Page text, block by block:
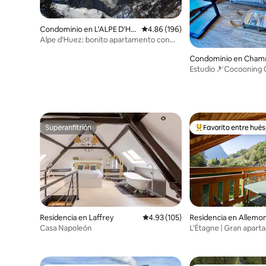
Condominio en L'ALPE D'HU
EZ
Calificación promedio: 4.86 de 5;
4.86 (196)
Alpe d'Huez: bonito apartamento con
Condominio en
e
Estudio 🎿Cocooning
Superanfitrión
Superanfitrión
Residencia en Laffrey Calificación promedio: 4.93 de 5;
4.93 (105)
Casa Napoleón
De los mejores en
Favorito entre
Residencia en
L'Étagne | Gran